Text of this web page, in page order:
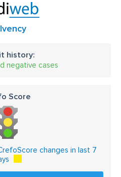
history:
negative cases
Score
changes in last 7